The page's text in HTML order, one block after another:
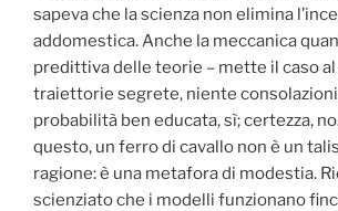
sapeva che la scienza non elimina
addomestica. Anche la meccanica
predittiva delle teorie – mette il caso
traiettorie segrete, niente
probabilità ben educata, sì; certezza,
questo, un ferro di cavallo non è un
ragione: è una metafora di modestia.
scienziato che i modelli funzionano